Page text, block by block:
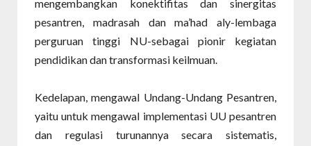
mengembangkan konektifitas dan sinergitas
pesantren, madrasah dan ma’had aly-lembaga
perguruan tinggi NU-sebagai pionir kegiatan
pendidikan dan transformasi keilmuan.
Kedelapan, mengawal Undang-Undang Pesantren,
yaitu untuk mengawal implementasi UU pesantren
dan regulasi turunannya secara sistematis,